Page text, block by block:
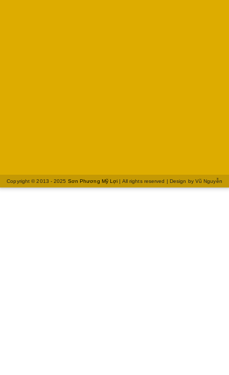
Copyright © 2013 - 2025 Sơn Phương Mỹ Lợi | All rights reserved | Design by Vũ Nguyễn